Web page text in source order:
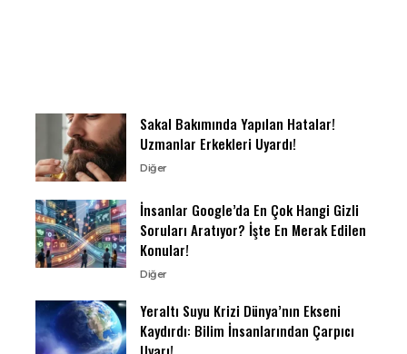
Sakal Bakımında Yapılan Hatalar!
Uzmanlar Erkekleri Uyardı!
Diğer
İnsanlar Google’da En Çok Hangi Gizli
Soruları Aratıyor? İşte En Merak Edilen
Konular!
Diğer
Yeraltı Suyu Krizi Dünya’nın Ekseni
Kaydırdı: Bilim İnsanlarından Çarpıcı